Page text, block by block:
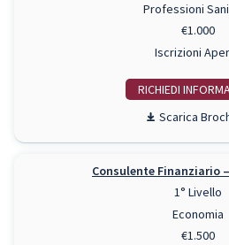
Professioni
€1.000
Iscrizioni
RICHIEDI INFO
Scarica
Consulente Finanziario
1° Livello
Economia
€1.500